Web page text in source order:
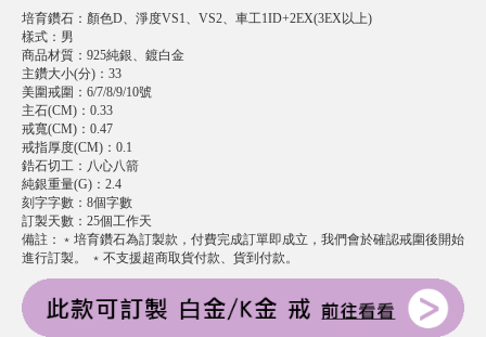
培育鑽石 ： 顏色D、淨度VS1、VS2、車工1ID+2EX(3EX以上)
樣式 ： 男
商品材質 ： 925純銀、鍍白金
主鑽大小(分) ： 33
美圍戒圍 ： 6/7/8/9/10號
主石(CM) ： 0.33
戒寬(CM) ： 0.47
戒指厚度(CM) ： 0.1
鋯石切工 ： 八心八箭
純銀重量(G) ： 2.4
刻字字數 ： 8個字數
訂製天數 ： 25個工作天
備註 ： ﹡培育鑽石為訂製款，付費完成訂單即成立，我們會於確認戒圍後開始
進行訂製。 ﹡不支援超商取貨付款、貨到付款。